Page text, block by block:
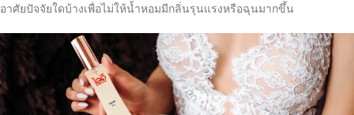
อาศัยปัจจัยใดบ้างเพื่อไม่ให้น้ำหอมมีกลิ่นรุนแรงหรือฉุนมากขึ้น